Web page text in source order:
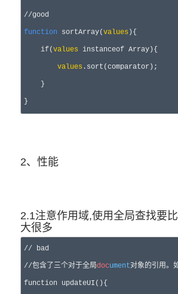
//good
function sortArray(values ){
if(values instanceof Array){
values .sort(comparator);
    }
}
2、性能
2.1注意作用域,使用全局查找要
大很多
// bad
//包含了三个对于全局document对象的引用。
function updateUI(){